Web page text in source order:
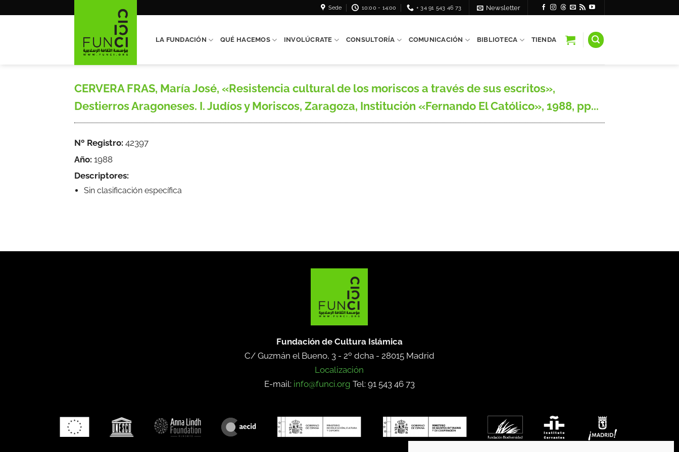
Sede 10:00 - 14:00 + 34 91 543 46 73 Newsletter
LA FUNDACIÓN QUÉ HACEMOS INVOLÚCRATE CONSULTORÍA COMUNICACIÓN BIBLIOTECA TIENDA
CERVERA FRAS, María José, «Resistencia cultural de los moriscos a través de sus escritos»,
Destierros Aragoneses. I. Judíos y Moriscos, Zaragoza, Institución «Fernando El Católico», 1988, pp...
Nº Registro: 42397
Año: 1988
Descriptores:
Sin clasificación específica
Fundación de Cultura Islámica
C/ Guzmán el Bueno, 3 - 2º dcha - 28015 Madrid
Localización
E-mail: info@funci.org Tel: 91 543 46 73